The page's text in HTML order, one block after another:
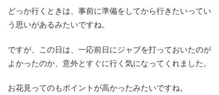
どっか行くときは、事前に準備をしてから行きたいってい
う思いがあるみたいですね。
ですが、この日は、一応前日にジャブを打っておいたのが
よかったのか、意外とすぐに行く気になってくれました。
お花見ってのもポイントが高かったみたいですね。